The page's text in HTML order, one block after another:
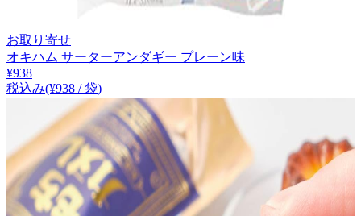
お取り寄せ
オキハム サーターアンダギー プレーン味
¥938
税込み(¥938 / 袋)